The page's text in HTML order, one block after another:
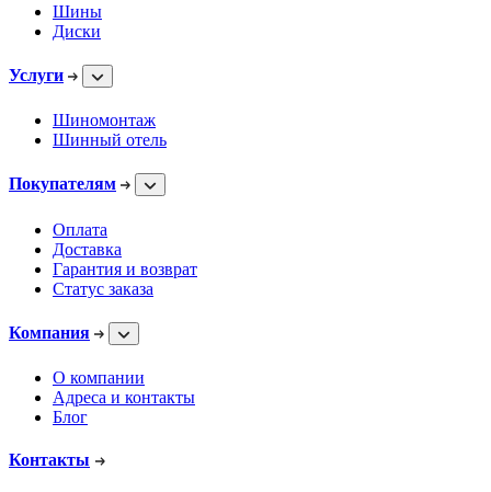
Шины
Диски
Услуги
Шиномонтаж
Шинный отель
Покупателям
Оплата
Доставка
Гарантия и возврат
Статус заказа
Компания
О компании
Адреса и контакты
Блог
Контакты